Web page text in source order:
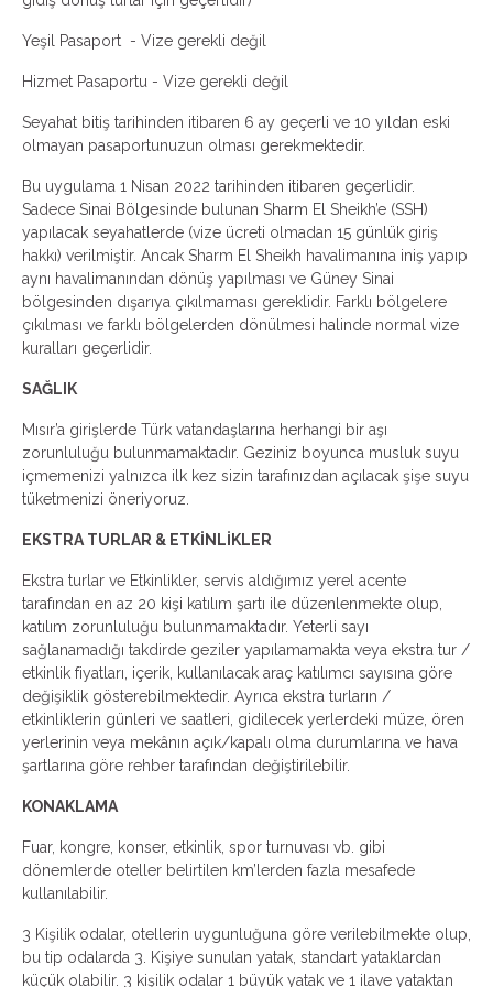
Yeşil Pasaport - Vize gerekli değil
Hizmet Pasaportu - Vize gerekli değil
Seyahat bitiş tarihinden itibaren 6 ay geçerli ve 10 yıldan eski
olmayan pasaportunuzun olması gerekmektedir.
Bu uygulama 1 Nisan 2022 tarihinden itibaren geçerlidir.
Sadece Sinai Bölgesinde bulunan Sharm El Sheikh’e (SSH)
yapılacak seyahatlerde (vize ücreti olmadan 15 günlük giriş
hakkı) verilmiştir. Ancak Sharm El Sheikh havalimanına iniş yapıp
aynı havalimanından dönüş yapılması ve Güney Sinai
bölgesinden dışarıya çıkılmaması gereklidir. Farklı bölgelere
çıkılması ve farklı bölgelerden dönülmesi halinde normal vize
kuralları geçerlidir.
SAĞLIK
Mısır’a girişlerde Türk vatandaşlarına herhangi bir aşı
zorunluluğu bulunmamaktadır. Geziniz boyunca musluk suyu
içmemenizi yalnızca ilk kez sizin tarafınızdan açılacak şişe suyu
tüketmenizi öneriyoruz.
EKSTRA TURLAR & ETKİNLİKLER
Ekstra turlar ve Etkinlikler, servis aldığımız yerel acente
tarafından en az 20 kişi katılım şartı ile düzenlenmekte olup,
katılım zorunluluğu bulunmamaktadır. Yeterli sayı
sağlanamadığı takdirde geziler yapılamamakta veya ekstra tur /
etkinlik fiyatları, içerik, kullanılacak araç katılımcı sayısına göre
değişiklik gösterebilmektedir. Ayrıca ekstra turların /
etkinliklerin günleri ve saatleri, gidilecek yerlerdeki müze, ören
yerlerinin veya mekânın açık/kapalı olma durumlarına ve hava
şartlarına göre rehber tarafından değiştirilebilir.
KONAKLAMA
Fuar, kongre, konser, etkinlik, spor turnuvası vb. gibi
dönemlerde oteller belirtilen km’lerden fazla mesafede
kullanılabilir.
3 Kişilik odalar, otellerin uygunluğuna göre verilebilmekte olup,
bu tip odalarda 3. Kişiye sunulan yatak, standart yataklardan
küçük olabilir. 3 kişilik odalar 1 büyük yatak ve 1 ilave yataktan